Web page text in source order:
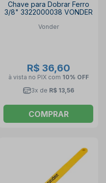
Chave para Dobrar Ferro
3/8" 3322000038 VONDER
Vonder
R$ 36,60
à vista no PIX com 10% OFF
3x de R$ 13,56
COMPRAR